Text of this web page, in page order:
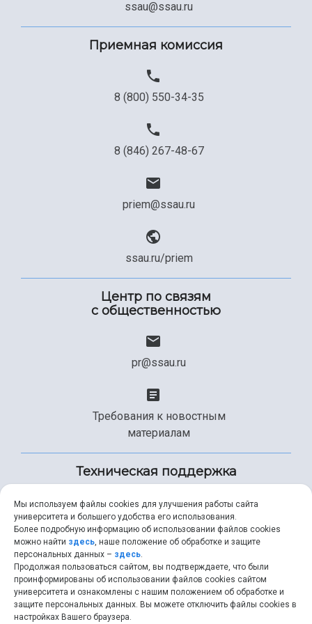
Сведения об образовательной организации
ssau@ssau.ru
Приемная комиссия
8 (800) 550-34-35
8 (846) 267-48-67
priem@ssau.ru
ssau.ru/priem
Центр по связям
с общественностью
pr@ssau.ru
Требования к новостным
материалам
Техническая поддержка
+7 (846) 267-49-99
help@ssau.ru
Мы используем файлы cookies для улучшения работы сайта
университета и большего удобства его использования.
Более подробную информацию об использовании файлов cookies
можно найти здесь, наше положение об обработке и защите
персональных данных – здесь.
Продолжая пользоваться сайтом, вы подтверждаете, что были
проинформированы об использовании файлов cookies сайтом
университета и ознакомлены с нашим положением об обработке и
защите персональных данных. Вы можете отключить файлы cookies в
настройках Вашего браузера.